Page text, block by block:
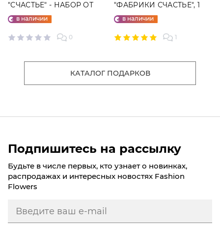
"СЧАСТЬЕ" - НАБОР ОТ
"ФАБРИКИ СЧАСТЬЕ"
в наличии
0
"ФАБРИКИ СЧАСТЬЕ", 1
ШТ.в наличии
1
КАТАЛОГ ПОДАРКОВ
Подпишитесь на рассылку
Будьте в числе первых, кто узнает о новинках,
распродажах и интересных новостях Fashion
Flowers